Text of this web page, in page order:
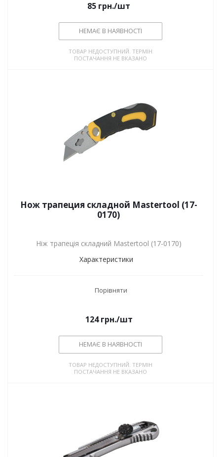
85 грн./шт
НЕМАЄ В НАЯВНОСТІ
ТОВАР НЕДОСТУПНИЙ. ТЕРМІН
ПОСТАЧАННЯ НЕ ВКАЗАНО
Нож трапеция складной Mastertool (17-
0170)
Ніж трапеція складний Mastertool (17-0170)
Характеристики
Порівняти
124грн./шт
НЕМАЄ В НАЯВНОСТІ
ТОВАР НЕДОСТУПНИЙ. ТЕРМІН
ПОСТАЧАННЯ НЕ ВКАЗАНО